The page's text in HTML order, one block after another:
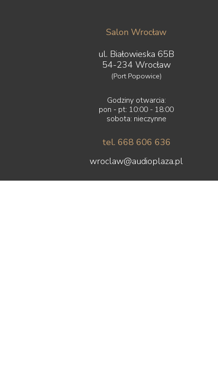
Salon Wrocław
ul. Białowieska 65B
54-234 Wrocław
(Port Popowice)
Godziny otwarcia:
pon - pt: 10:00 - 18:00
sobota: nieczynne
tel. 668 606 636
wroclaw@audioplaza.pl